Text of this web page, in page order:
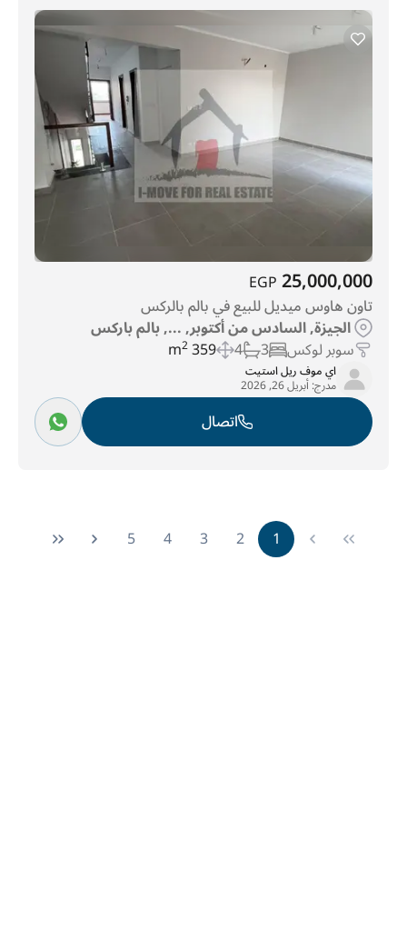
25,000,000
EGP
تاون هاوس ميديل للبيع في بالم بالركس
الجيزة, السادس من أكتوبر, ..., بالم باركس
سوبر لوكس 3
4
359 m
2
اي موف ريل استيت
مدرج:أبريل 26, 2026
اتصال
1
2
3
4
5